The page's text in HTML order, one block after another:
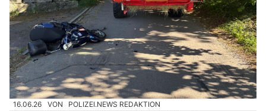
16.06.26 VON POLIZEI.NEWS REDAKTION